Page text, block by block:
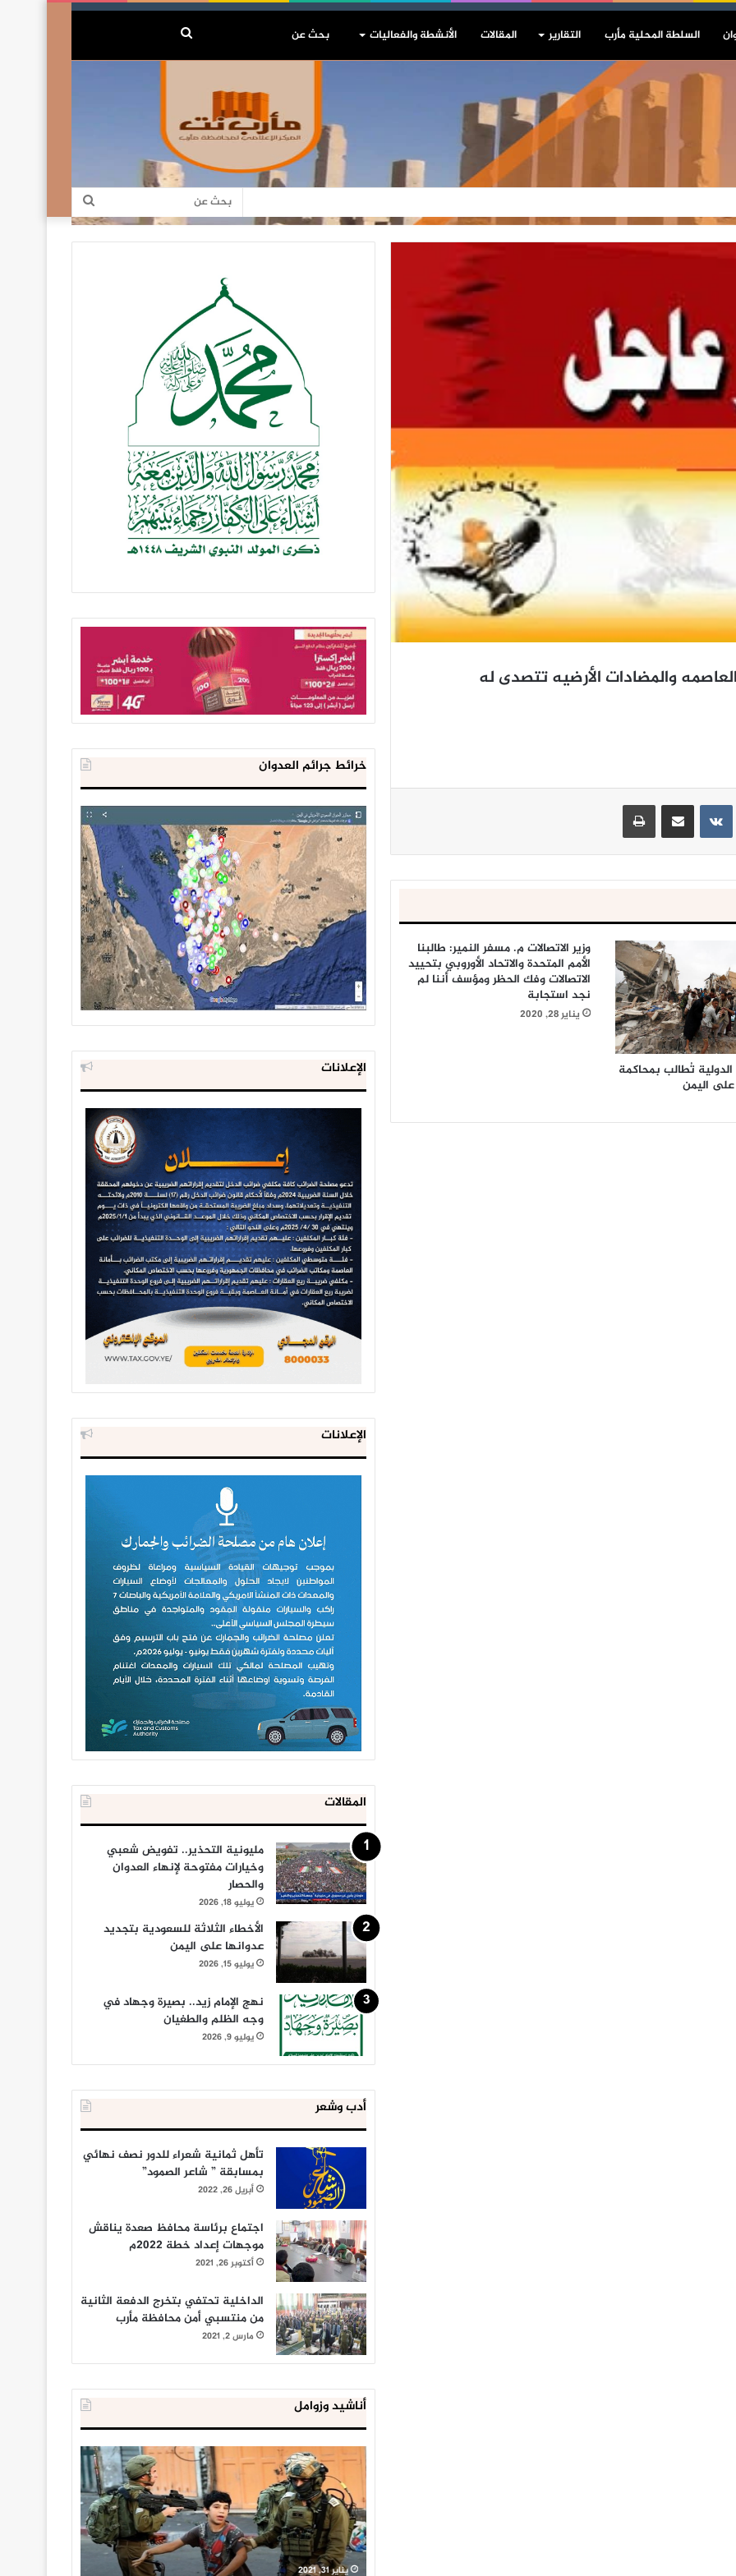
السلطة المحلية مأرب التقارير المقالات الأنشطة والفعاليات بحث
بحث
عن
والمضادات الأرضيه تتصدى له
مشاركة عبر البريد طباعة
تُطالب بمحاكمة
على اليمن
وزير الاتصالات م. مسفر النمير: طالبنا
الأمم المتحدة والاتحاد الأوروبي بتحييد
الاتصالات وفك الحظر ومؤسف أننا لم
نجد استجابة
يناير 28, 2020
خرائط جرائم العدوان
الإعلانات
الإعلانات
المقالات
مليونية التحذير.. تفويض شعبي
وخيارات مفتوحة لإنهاء العدوان
والحصار
يوليو 18, 2026
الأخطاء الثلاثة للسعودية بتجديد
عدوانها على اليمن
يوليو 15, 2026
نهج الإمام زيد.. بصيرة وجهاد في
وجه الظلم والطغيان
يوليو 9, 2026
أدب وشعر
تأهل ثمانية شعراء للدور نصف نهائي
بمسابقة ” شاعر الصمود”
أبريل 26, 2022
اجتماع برئاسة محافظ صعدة يناقش
موجهات إعداد خطة 2022م
أكتوبر 26, 2021
الداخلية تحتفي بتخرج الدفعة الثانية
من منتسبي أمن محافظة مأرب
مارس 2, 2021
أناشيد وزوامل
العدو
الإسرائيلي
اعتقل
543
طفلا
فلسطينيا
خلال
يناير 31, 2021
الداخلية
المصرية
تعلن
إحباط
‘مخطط
كبير’